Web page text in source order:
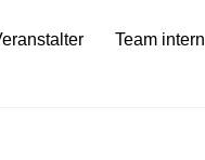
Team intern